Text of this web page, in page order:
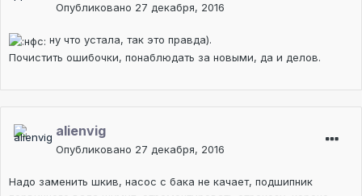
Опубликовано 27 декабря, 2016
ну что устала, так это правда).
Почистить ошибочки, понаблюдать за новыми, да и делов.
alienvig
Опубликовано 27 декабря, 2016
Надо заменить шкив, насос с бака не качает, подшипник